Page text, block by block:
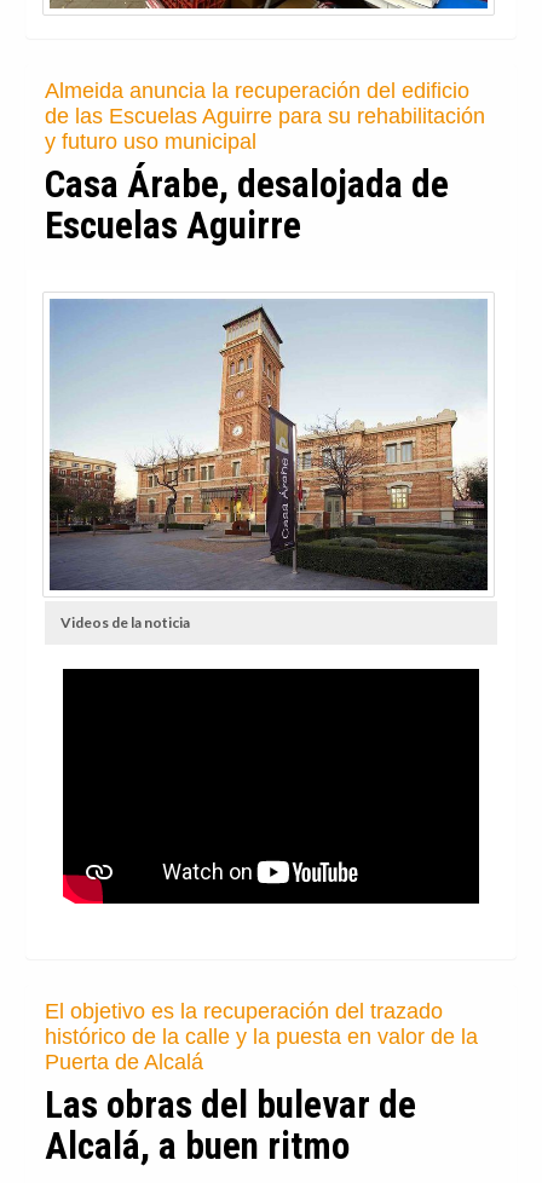
Almeida anuncia la recuperación del edificio
de las Escuelas Aguirre para su rehabilitación
y futuro uso municipal
Casa Árabe, desalojada de
Escuelas Aguirre
Videos de la noticia
El objetivo es la recuperación del trazado
histórico de la calle y la puesta en valor de la
Puerta de Alcalá
Las obras del bulevar de
Alcalá, a buen ritmo